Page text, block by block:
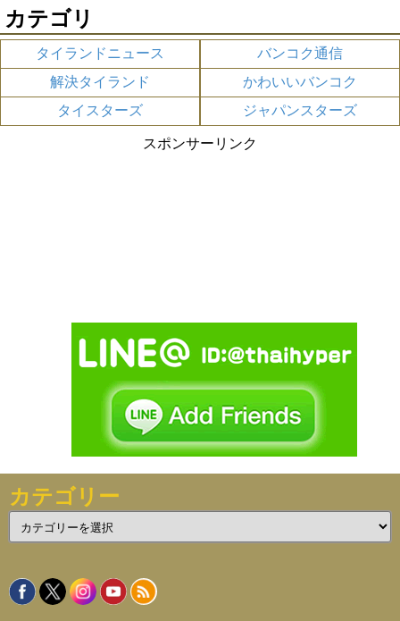
カテゴリ
タイランドニュース
バンコク通信
解決タイランド
かわいいバンコク
タイスターズ
ジャパンスターズ
スポンサーリンク
カテゴリー
テ
リ
ー